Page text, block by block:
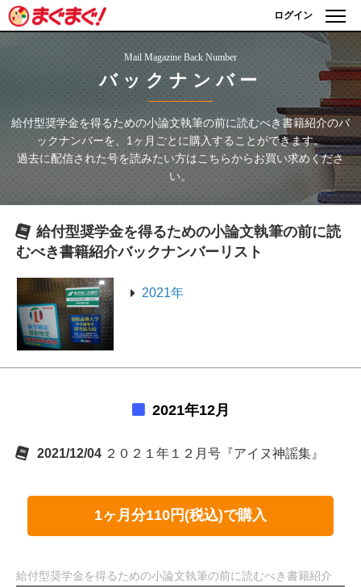
ログイン
Mail Magazine Back Number
バックナンバー
給付型奨学金を得るための小論文執筆の前に読むべき書籍紹介のバ
ックナンバーを、1ヶ月ごとに購入することができます。
過去に配信された号を読みたい方はこちらからお買い求めくださ
い。
給付型奨学金を得るための小論文執筆の前に読
むべき書籍紹介バックナンバーリスト
2021年
2021年12月
2021/12/04 ２０２１年１２月号『アイヌ神謡集』
1ヶ月分110円(税込)で購入
給付型奨学金を得るための小論文執筆の前に読むべき書籍紹介